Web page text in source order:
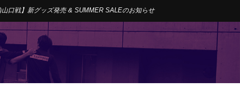
口戦】新グッズ発売 & SUMMER SALEのお知らせ